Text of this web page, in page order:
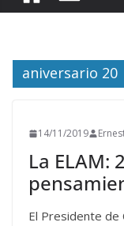
aniversario 20
14/11/2019
La ELAM:
El Presidente de